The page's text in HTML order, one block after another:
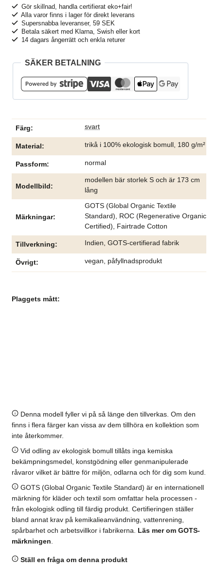
VISBY
svart
mängd
Gör skillnad, handla certifierat eko+fair!
Alla varor finns i lager för direkt leverans
Supersnabba leveranser, 59 SEK
Betala säkert med Klarna, Swish eller kort
14 dagars ångerrätt och enkla returer
SÄKER BETALNING
Färg svart
Material trikå i 100% ekologisk bomull, 180 g/m²
Passform normal
Modellbild
modellen bär storlek S och är 173 cm
lång
Märkningar
GOTS (Global Organic Textile
Standard), ROC (Regenerative Organic
Certified), Fairtrade Cotton
Tillverkning Indien, GOTS-certifierad fabrik
Övrigt vegan, påfyllnadsprodukt
Plaggets mått:
Denna modell fyller vi på så länge den tillverkas. Om den
finns i flera färger kan vissa av dem tillhöra en kollektion som
inte återkommer.
Vid odling av ekologisk bomull tillåts inga kemiska
bekämpningsmedel, konstgödning eller genmanipulerade
råvaror vilket är bättre för miljön, odlarna och för dig som kund.
GOTS (Global Organic Textile Standard) är en internationell
märkning för kläder och textil som omfattar hela processen -
från ekologisk odling till färdig produkt. Certifieringen ställer
bland annat krav på kemikalieanvändning, vattenrening,
spårbarhet och arbetsvillkor i fabrikerna. Läs mer om GOTS-
märkningen.
Ställ en fråga om denna produkt